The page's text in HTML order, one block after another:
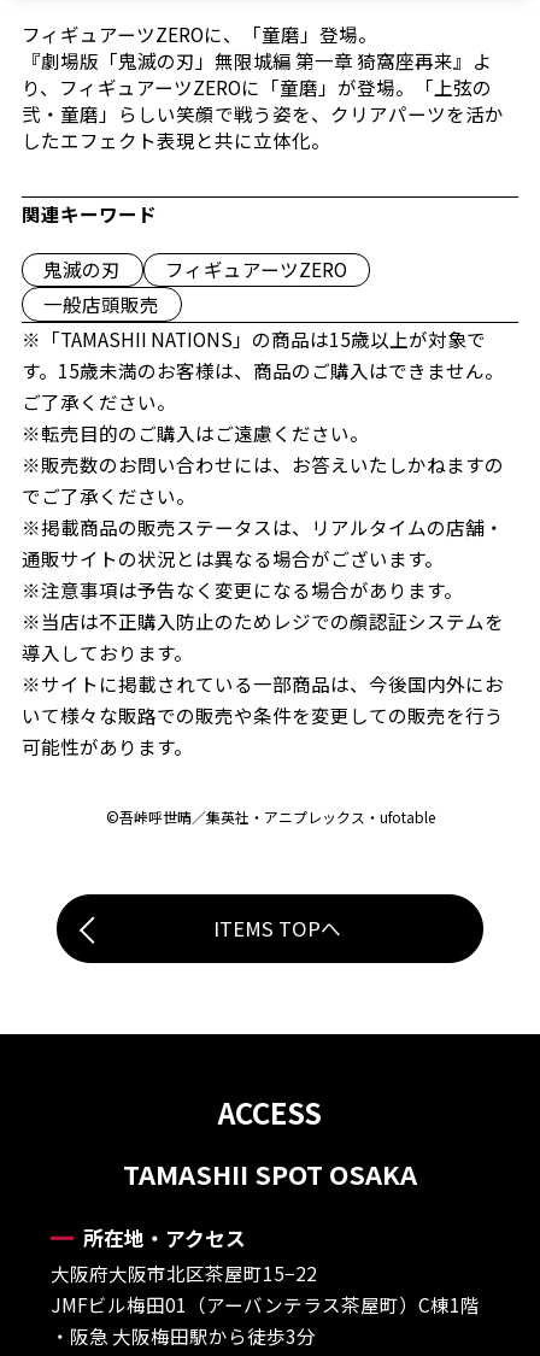
フィギュアーツZEROに、「童磨」登場。
『劇場版「鬼滅の刃」無限城編 第一章 猗窩座再来』よ
り、フィギュアーツZEROに「童磨」が登場。「上弦の
弐・童磨」らしい笑顔で戦う姿を、クリアパーツを活か
したエフェクト表現と共に立体化。
関連キーワード
鬼滅の刃
フィギュアーツZERO
一般店頭販売
※「TAMASHII NATIONS」の商品は15歳以上が対象で
す。15歳未満のお客様は、商品のご購入はできません。
ご了承ください。
※転売目的のご購入はご遠慮ください。
※販売数のお問い合わせには、お答えいたしかねますの
でご了承ください。
※掲載商品の販売ステータスは、リアルタイムの店舗・
通販サイトの状況とは異なる場合がございます。
※注意事項は予告なく変更になる場合があります。
※当店は不正購入防止のためレジでの顔認証システムを
導入しております。
※サイトに掲載されている一部商品は、今後国内外にお
いて様々な販路での販売や条件を変更しての販売を行う
可能性があります。
©吾峠呼世晴／集英社・アニプレックス・ufotable
ITEMS TOPへ
ACCESS
TAMASHII SPOT OSAKA
所在地・アクセス
大阪府大阪市北区茶屋町15−22
JMFビル梅田01（アーバンテラス茶屋町）C棟1階
・阪急 大阪梅田駅から徒歩3分